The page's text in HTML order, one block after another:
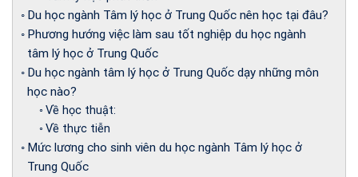
Du học ngành Tâm lý học ở Trung Quốc nên học tại đâu?
Phương hướng việc làm sau tốt nghiệp du học ngành
tâm lý học ở Trung Quốc
Du học ngành tâm lý học ở Trung Quốc dạy những môn
học nào?
Về học thuật:
Về thực tiễn
Mức lương cho sinh viên du học ngành Tâm lý học ở
Trung Quốc